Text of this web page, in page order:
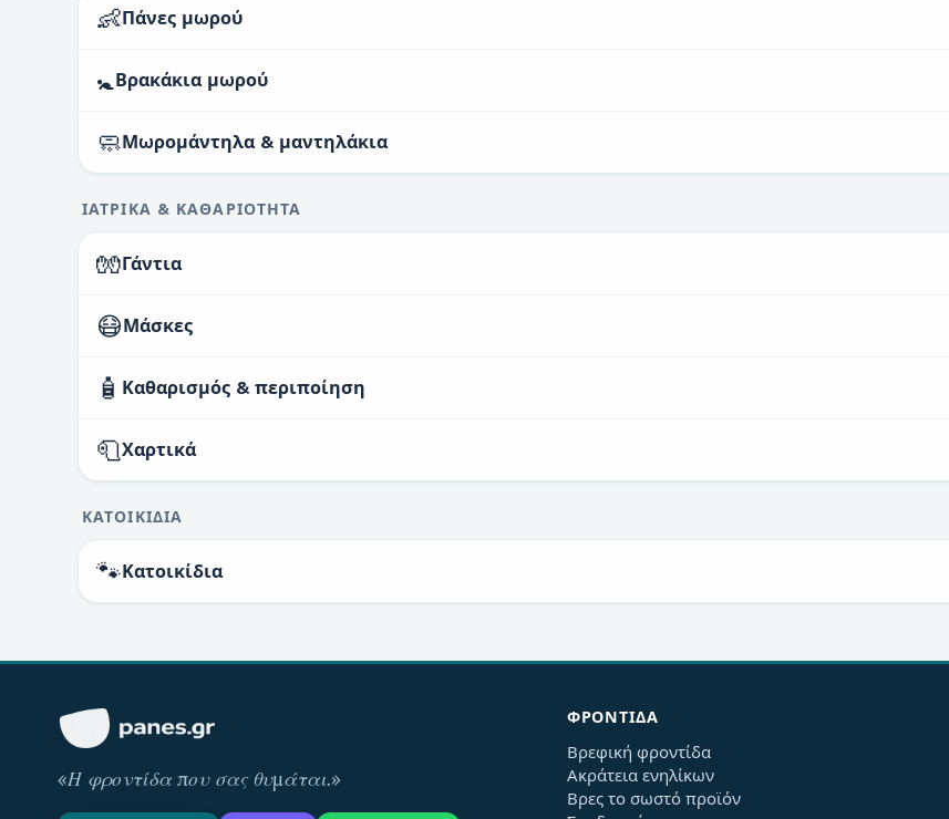
👶Πάνες μωρού
🚼Βρακάκια μωρού
🧼Μωρομάντηλα & μαντηλάκια
ΙΑΤΡΙΚΆ & ΚΑΘΑΡΙΌΤΗΤΑ
🧤Γάντια
😷Μάσκες
🧴 Καθαρισμός & περιποίηση
🧻Χαρτικά
ΚΑΤΟΙΚΊΔΙΑ
🐾Κατοικίδια
«Η φροντίδα που σας θυμάται.»
ΦΡΟΝΤΊΔΑ
Βρεφική φροντίδα
Ακράτεια ενηλίκων
Βρες το σωστό προϊόν